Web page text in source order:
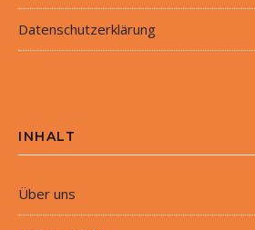
Datenschutzerklärung
INHALT
Über uns